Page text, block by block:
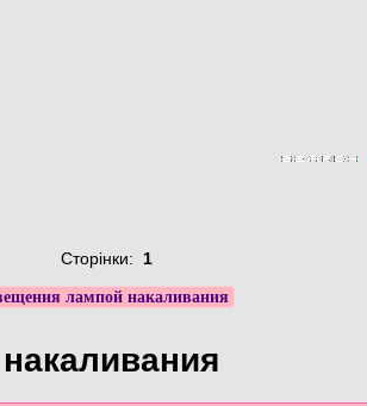
Сторінки: 1
лампой накаливания